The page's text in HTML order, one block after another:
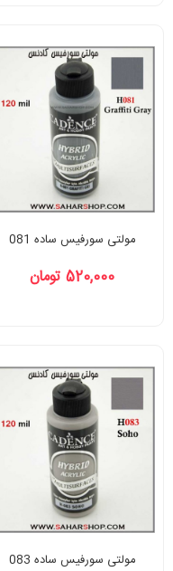
مولتی سورفیس ساده 081
520,000 تومان
مولتی سورفیس ساده 083